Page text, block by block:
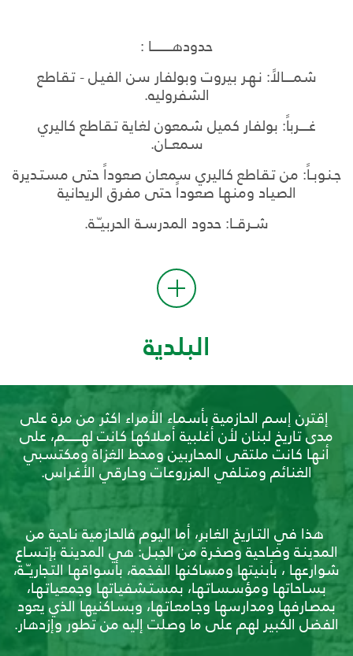
حدودهـــــــــــــا :
شمــــــالاً: نـهـر بيروت وبولفـار سن الفيـل - تـقـاطع
الشفروليه.
غــــــرباً: بولفـار كميل شمعون لغـاية تـقـاطع كـاليري
سمعـــان.
جـنـوبــاً: من تـقـاطع كـاليري سمعـان صعوداً حتى مستـديرة
الصيـاد ومنـهـا صعوداً حتى مفرق الريحانية
شــرقـــا: حدود المدرسـة الحربيـّــة.
البلدية
إقترن إسم الحـازمية بأسمـاء الأمراء اكثر من مرة على
مدى تـاريخ لبنـان لأن أغلبية أمـلاكهـا كـانت لهــــــــــم، على
أنـهـا كـانت ملتقى المحـاربين ومحط الغزاة ومكتسبي
الغنـائم ومتـلفي المزروعـات وحـارقي الأغـراس.
هذا في التــاريخ الغـابر، أما اليوم فالحـازمية نـاحية من
المدينـة وضـاحية وصخـرة من الجبـل: هي المدينـة بإتـسـاع
شوارعهـا ، بأبنيتها ومساكنها الفخمة، بأسواقهـا التـجاريـّــة،
بسـاحـاتهـا ومؤسسـاتـهـا، بمستـشفيـاتهـا وجمعيـاتـهـا،
بمصـارفهـا ومدارسهـا وجـامعـاتـهـا، وبسـاكنيهـا الذي يعود
الفضل الكبير لهم على ما وصلت إليه من تطور وإزدهـار.